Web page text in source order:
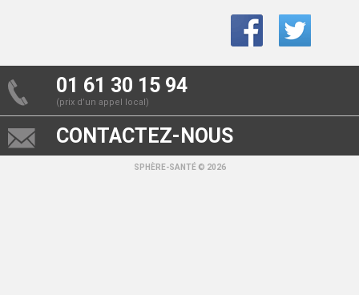
01 61 30 15 94
(prix d’un appel local)
CONTACTEZ-NOUS
SPHÈRE-SANTÉ © 2026